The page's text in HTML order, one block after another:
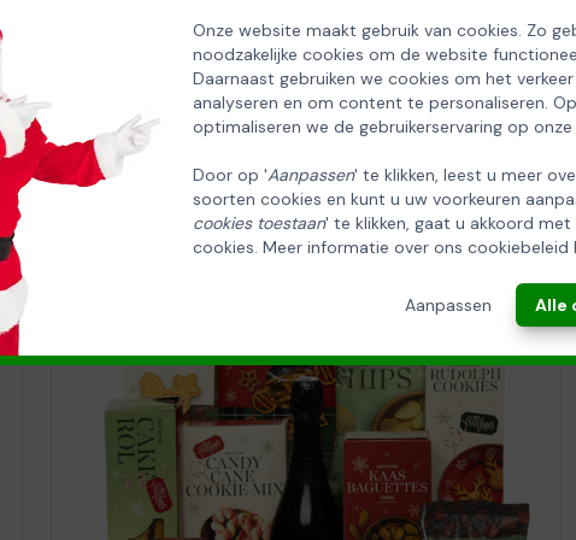
Onze website maakt gebruik van cookies. Zo
noodzakelijke cookies om de website
Daarnaast gebruiken we cookies om het
analyseren en om content te personaliseren.
optimaliseren we de gebruikerservaring op
Door op 'Aanpassen' te klikken, leest u meer
soorten cookies en kunt u uw voorkeuren
cookies toestaan' te klikken, gaat u akkoord
cookies. Meer informatie over ons cookiebeleid
Aanpassen Alle
EN ONTVANG 5% KORTING OP DE
HUISCOLLECTIE KERSTPAKKETTEN
Email
INSCHRIJVEN!